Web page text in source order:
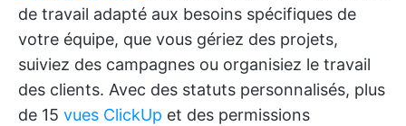
de travail adapté aux besoins spécifiques de
votre équipe, que vous gériez des projets,
suiviez des campagnes ou organisiez le travail
des clients. Avec des statuts personnalisés, plus
de 15 vues ClickUp et des permissions